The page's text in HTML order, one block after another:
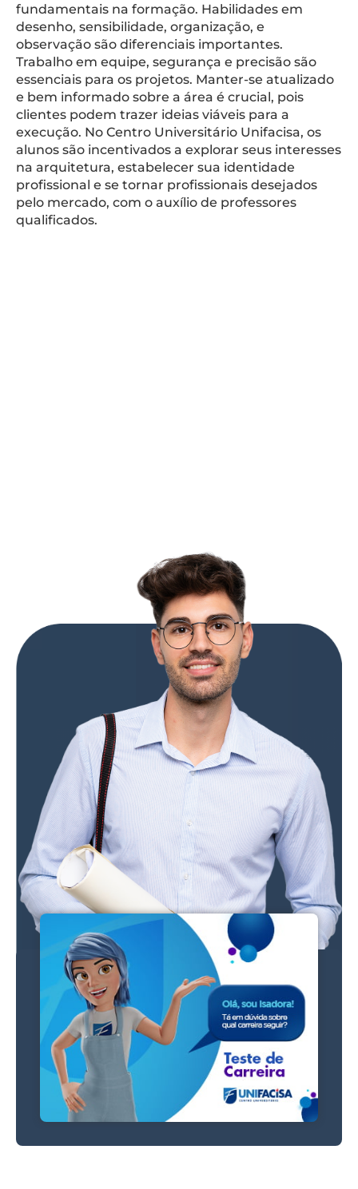
fundamentais na formação. Habilidades em
desenho, sensibilidade, organização, e
observação são diferenciais importantes.
Trabalho em equipe, segurança e precisão são
essenciais para os projetos. Manter-se atualizado
e bem informado sobre a área é crucial, pois
clientes podem trazer ideias viáveis para a
execução. No Centro Universitário Unifacisa, os
alunos são incentivados a explorar seus interesses
na arquitetura, estabelecer sua identidade
profissional e se tornar profissionais desejados
pelo mercado, com o auxílio de professores
qualificados.